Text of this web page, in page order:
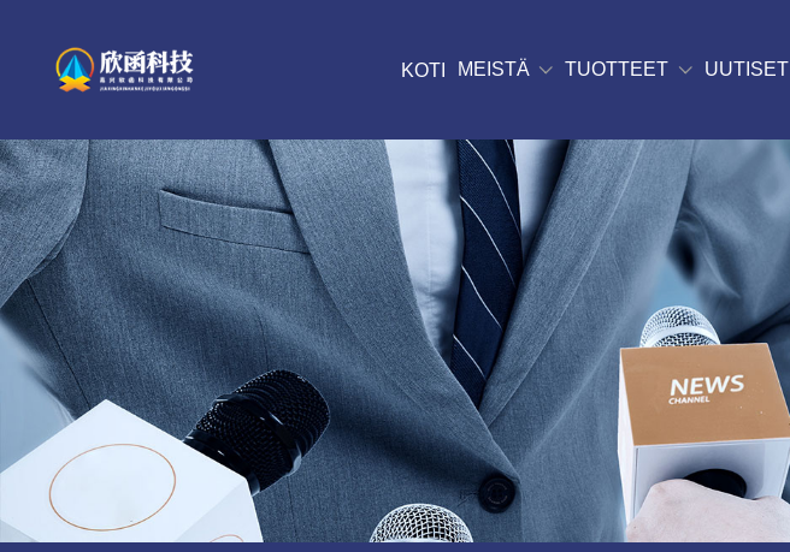
KOTI MEISTÄ TUOTTEET UUTISET